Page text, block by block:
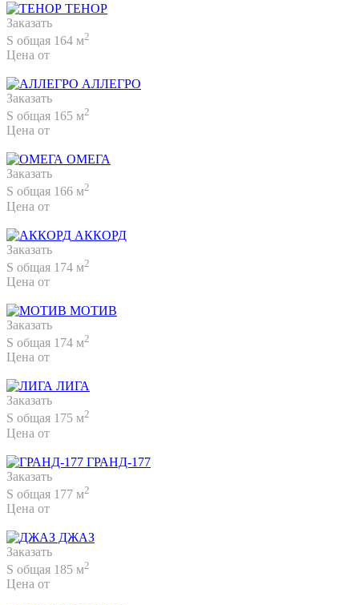
ТЕНОР
Заказать
S общая 164 м2
Цена от
АЛЛЕГРО
Заказать
S общая 165 м2
Цена от
ОМЕГА
Заказать
S общая 166 м2
Цена от
АККОРД
Заказать
S общая 174 м2
Цена от
МОТИВ
Заказать
S общая 174 м2
Цена от
ЛИГА
Заказать
S общая 175 м2
Цена от
ГРАНД-177
Заказать
S общая 177 м2
Цена от
ДЖАЗ
Заказать
S общая 185 м2
Цена от